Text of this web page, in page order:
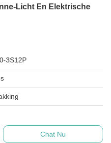
Licht En Elektrische
3S12P
Chat Nu